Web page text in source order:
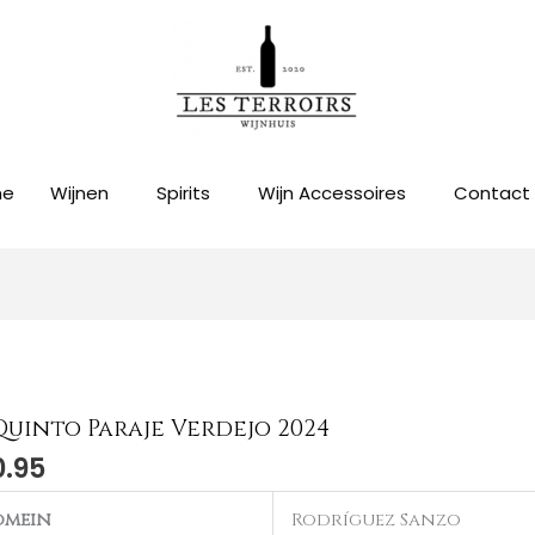
Wijnen Spirits Wijn Accessoires Contact
Paraje Verdejo 2024
Rodríguez Sanzo